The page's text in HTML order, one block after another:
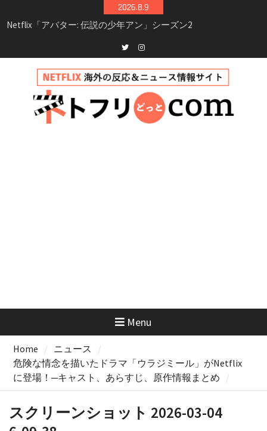
to
2026.8.9
シーズン3最新情報
Netflix映画「ボイスメールで恋をして」キャス
イッチ主演ロマコメ
新決定！2027年撮影開始へ
兄弟大騒動のコメディ映画「リトル・ブラザ
ー」がNetflixで配信！─キャスト・あらすじ・
見どころまとめ
Twitterinstagram
Menu
Home
ニュース
危険な情念を描いたドラマ「ウラジミール」がNetflix
に登場！─キャスト、あらすじ、原作情報まとめ
スクリーンショット 2026-03-04